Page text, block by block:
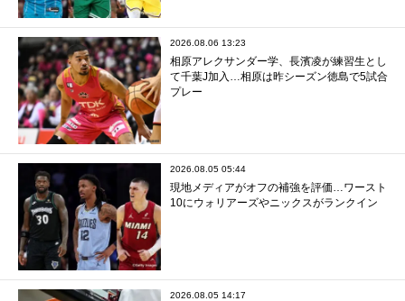
2026.08.06 13:23
相原アレクサンダー学、長濱凌が練習生とし
て千葉J加入…相原は昨シーズン徳島で5試合
プレー
2026.08.05 05:44
現地メディアがオフの補強を評価…ワースト
10にウォリアーズやニックスがランクイン
2026.08.05 14:17